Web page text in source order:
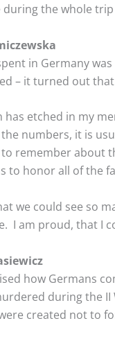
the whole
in Germany
– it turned out
has etched in my
numbers, it is
remember about
to honor all of the
we could see so
I am proud, that I
how Germans
during the
created not to